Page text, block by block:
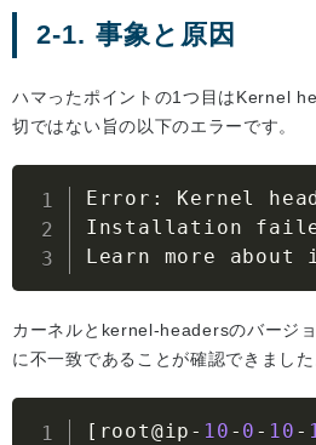
2-1. 事象と原因
ハマったポイントの1つ目はKernel
切ではない旨の以下のエラーです。
Error : Kernel
Installation
Learn more
カーネルとkernel-headersのバージ
に不一致であることが確認できました
[ root@ip - 10 - 0 - 10 -